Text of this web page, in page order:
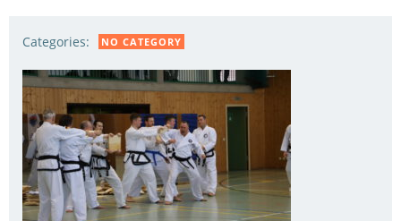
Categories: NO CATEGORY